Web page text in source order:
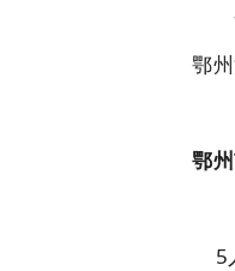
鄂
鄂
5